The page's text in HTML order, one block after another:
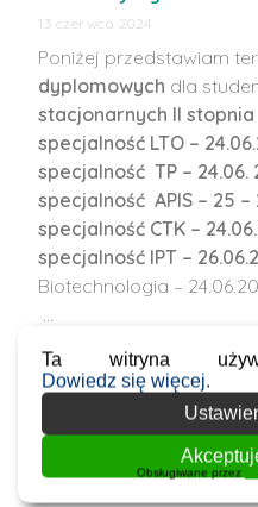
13 czerwca 2024
Poniżej przedstawiam
dyplomowych dla
stacjonarnych II stopnia
specjalność LTO –
specjalność TP – 24.06.
specjalność APIS – 25 –
specjalność CTK –
specjalność IPT –
Biotechnologia –
…
II termin
harmonogram
Ta witryna
Dowiedz się więcej.
Obsługiwane przez